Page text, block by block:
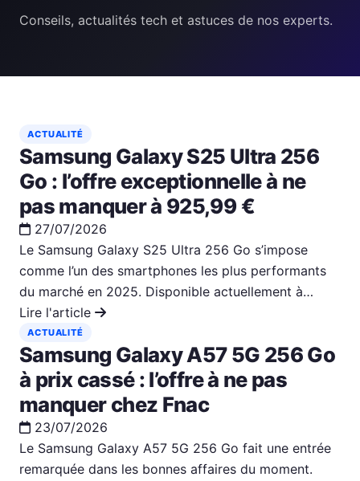
Conseils, actualités tech et astuces de nos experts.
ACTUALITÉ
Samsung Galaxy S25 Ultra 256
Go : l’offre exceptionnelle à ne
pas manquer à 925,99 €
27/07/2026
Le Samsung Galaxy S25 Ultra 256 Go s’impose
comme l’un des smartphones les plus performants
du marché en 2025. Disponible actuellement à…
Lire l'article
ACTUALITÉ
Samsung Galaxy A57 5G 256 Go
à prix cassé : l’offre à ne pas
manquer chez Fnac
23/07/2026
Le Samsung Galaxy A57 5G 256 Go fait une entrée
remarquée dans les bonnes affaires du moment.